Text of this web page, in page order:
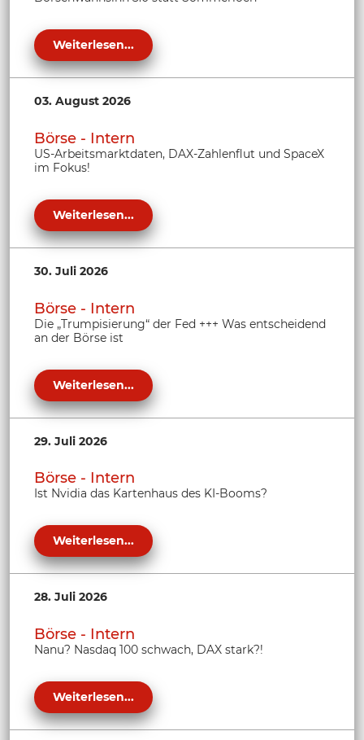
Weiterlesen...
03. August 2026
Börse - Intern
US-Arbeitsmarktdaten, DAX-Zahlenflut und SpaceX
im Fokus!
Weiterlesen...
30. Juli 2026
Börse - Intern
Die „Trumpisierung“ der Fed +++ Was entscheidend
an der Börse ist
Weiterlesen...
29. Juli 2026
Börse - Intern
Ist Nvidia das Kartenhaus des KI-Booms?
Weiterlesen...
28. Juli 2026
Börse - Intern
Nanu? Nasdaq 100 schwach, DAX stark?!
Weiterlesen...